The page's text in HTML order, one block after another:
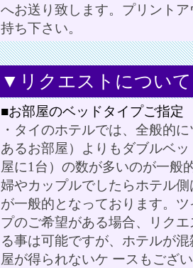
へお送り致します。プリント
持ち下さい。
▼リクエストについて
■お部屋のベッドタイプご指定
・タイのホテルでは、全般的
あるお部屋）よりもダブルベ
屋に1台）の数が多いのが一般
婦やカップルでしたらホテル
が一般的となっております。
プのご希望がある場合、リク
る事は可能ですが、ホテルが
屋が得られないケ ースもござ